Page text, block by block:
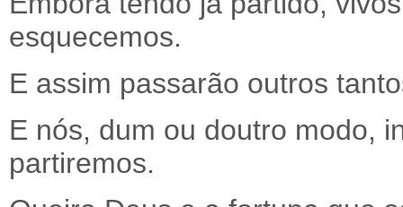
esquecemos.
E assim passarão outros
E nós, dum ou doutro modo,
partiremos.